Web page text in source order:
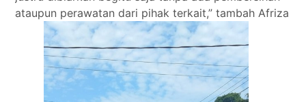
ataupun perawatan dari pihak terkait,” tambah Afriza